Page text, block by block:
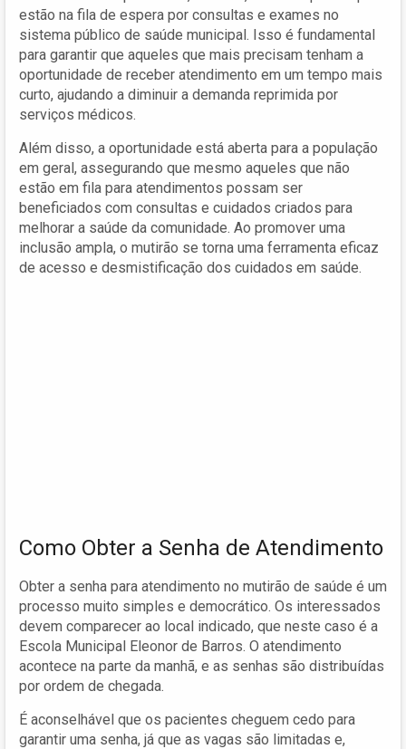
estão na fila de espera por consultas e exames no
sistema público de saúde municipal. Isso é fundamental
para garantir que aqueles que mais precisam tenham a
oportunidade de receber atendimento em um tempo mais
curto, ajudando a diminuir a demanda reprimida por
serviços médicos.
Além disso, a oportunidade está aberta para a população
em geral, assegurando que mesmo aqueles que não
estão em fila para atendimentos possam ser
beneficiados com consultas e cuidados criados para
melhorar a saúde da comunidade. Ao promover uma
inclusão ampla, o mutirão se torna uma ferramenta eficaz
de acesso e desmistificação dos cuidados em saúde.
Como Obter a Senha de Atendimento
Obter a senha para atendimento no mutirão de saúde é um
processo muito simples e democrático. Os interessados
devem comparecer ao local indicado, que neste caso é a
Escola Municipal Eleonor de Barros. O atendimento
acontece na parte da manhã, e as senhas são distribuídas
por ordem de chegada.
É aconselhável que os pacientes cheguem cedo para
garantir uma senha, já que as vagas são limitadas e,